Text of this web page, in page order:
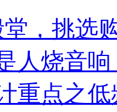
，挑选
人烧音响
重点之